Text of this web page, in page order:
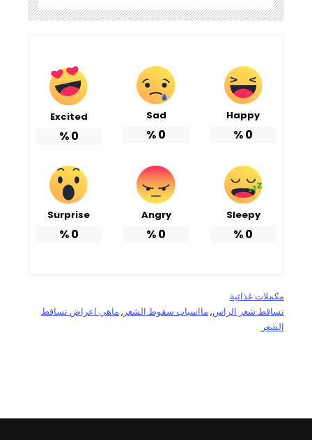
Happy
0
%
Sad
0
%
Excited
0
%
Sleepy
0
%
Angry
0
%
Surprise
0
%
مكملات غذائية
تساقط شعر الراس, مااسباب سقوط الشعر , ماهي اعراض تساقط
الشعر